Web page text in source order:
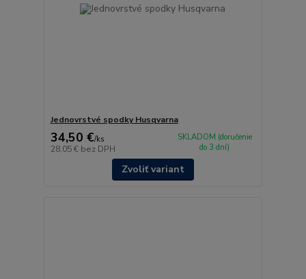
Jednovrstvé spodky Husqvarna
34,50 €/ks
28,05 € bez DPH
SKLADOM (doručenie
do 3 dní)
Zvoliť variant